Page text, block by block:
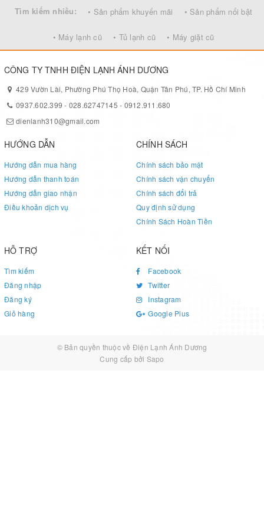
Hình ảnh cung cấp trên web thật 100% . Bao đổi trả nếu
Đổi mới tháng đầu nếu quý khách không hài lòng về sản
phẩm
Tìm kiếm nhiều: • Sản phẩm khuyến mãi • Sản phẩm nổi bật
• Máy lạnh cũ • Tủ lạnh cũ • Máy giặt cũ
CÔNG TY TNHH ĐIỆN LẠNH ÁNH DƯƠNG
429 Vườn Lài, Phường Phú Thọ Hoà, Quận Tân Phú, TP. Hồ Chí Minh
0937.602.399 - 028.62747145 - 0912.911.680
dienlanh310@gmail.com
HƯỚNG DẪN
Hướng dẫn mua hàng
Hướng dẫn thanh toán
Hướng dẫn giao nhận
Điều khoản dịch vụ
CHÍNH SÁCH
Chính sách bảo mật
Chính sách vận chuyển
Chính sách đổi trả
Quy định sử dụng
Chính Sách Hoàn Tiền
HỖ TRỢ
Tìm kiếm
Đăng nhập
Đăng ký
Giỏ hàng
KẾT NỐI
Facebook
Twitter
Instagram
Google Plus
© Bản quyền thuộc về Điện Lạnh Ánh Dương
Cung cấp bởi Sapo